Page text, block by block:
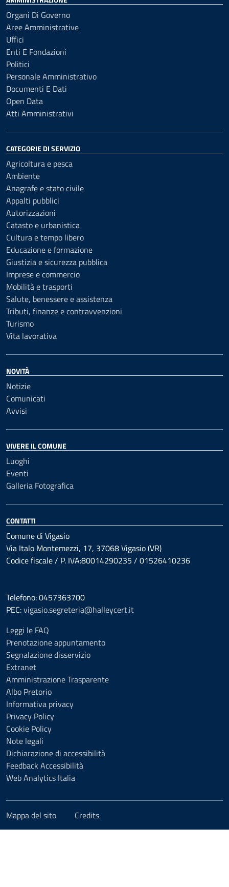
Organi Di Governo
Aree Amministrative
Uffici
Enti E Fondazioni
Politici
Personale Amministrativo
Documenti E Dati
Open Data
Atti Amministrativi
CATEGORIE DI SERVIZIO
Agricoltura e pesca
Ambiente
Anagrafe e stato civile
Appalti pubblici
Autorizzazioni
Catasto e urbanistica
Cultura e tempo libero
Educazione e formazione
Giustizia e sicurezza pubblica
Imprese e commercio
Mobilità e trasporti
Salute, benessere e assistenza
Tributi, finanze e contravvenzioni
Turismo
Vita lavorativa
NOVITÀ
Notizie
Comunicati
Avvisi
VIVERE IL COMUNE
Luoghi
Eventi
Galleria Fotografica
CONTATTI
Comune di Vigasio
Via Italo Montemezzi, 17, 37068 Vigasio (VR)
Codice fiscale / P. IVA:80014290235 / 01526410236
Telefono: 0457363700
PEC:vigasio.segreteria@halleycert.it
Leggi le FAQ
Prenotazione appuntamento
Segnalazione disservizio
Extranet
Amministrazione Trasparente
Albo Pretorio
Informativa privacy
Privacy Policy
Cookie Policy
Note legali
Dichiarazione di accessibilità
Feedback Accessibilità
Web Analytics Italia
Mappa del sito Credits